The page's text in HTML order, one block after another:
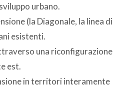
urbano.
(la Diagonale, la linea di
esistenti.
una riconfigurazione
est.
in territori interamente